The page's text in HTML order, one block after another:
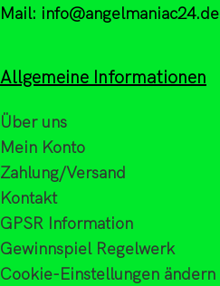
Mail: info@angelmaniac24.de
Allgemeine Informationen
Über uns
Mein Konto
Zahlung/Versand
Kontakt
GPSR Information
Gewinnspiel Regelwerk
Cookie-Einstellungen ändern